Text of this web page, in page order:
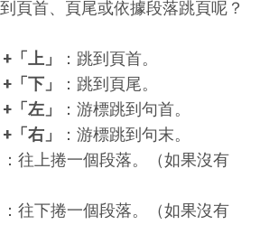
頁首、頁尾或依據段落跳頁呢？
+「上」
：跳到頁首。
+「下」
：跳到頁尾。
+「左」
：游標跳到句首。
+「右」
：游標跳到句末。
：往上捲一個段落。（如果沒有
：往下捲一個段落。（如果沒有